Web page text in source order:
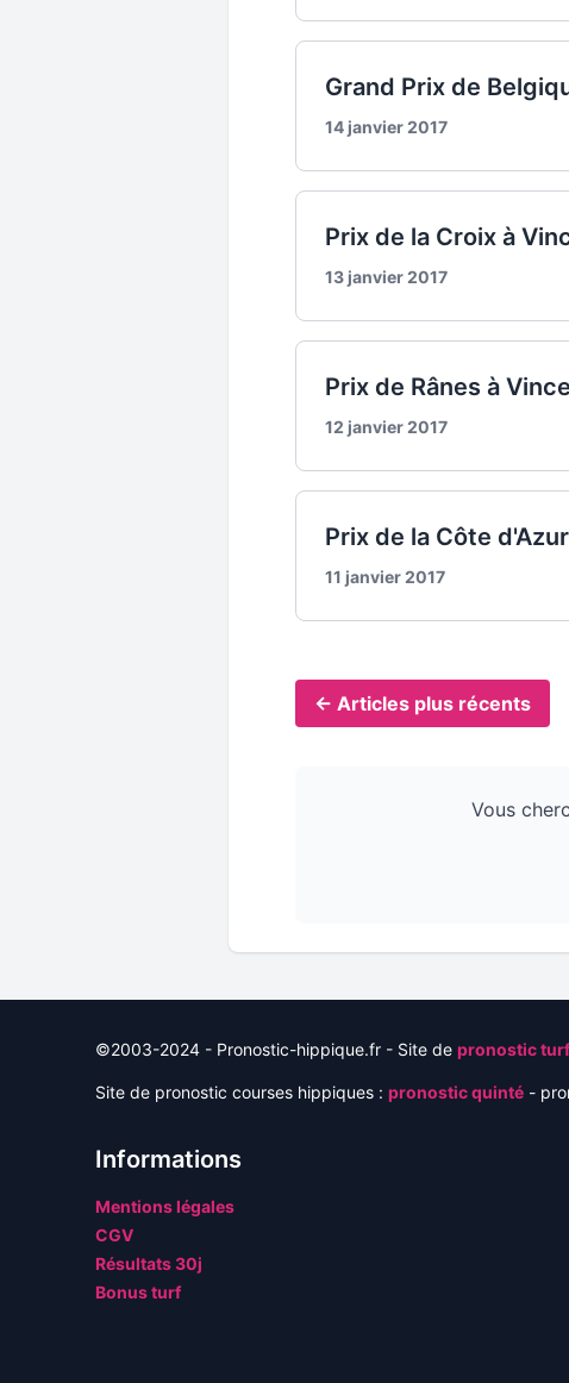
Grand Prix de
14 janvier 2017
Prix de la Croix à
13 janvier 2017
Prix de Rânes à
12 janvier 2017
Prix de la Côte
11 janvier 2017
← Articles plus récents
Vous
©2003-2024 - Pronostic-hippique.fr - Site de pronostic turf
Site de pronostic courses hippiques : pronostic quinté -
Informations
Mentions légales
CGV
Résultats 30j
Bonus turf